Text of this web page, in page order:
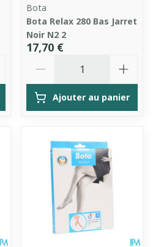
Bota
Bota Relax 280 Bas Jarret
Noir N2 2
17,70 €
Ajouter au panier